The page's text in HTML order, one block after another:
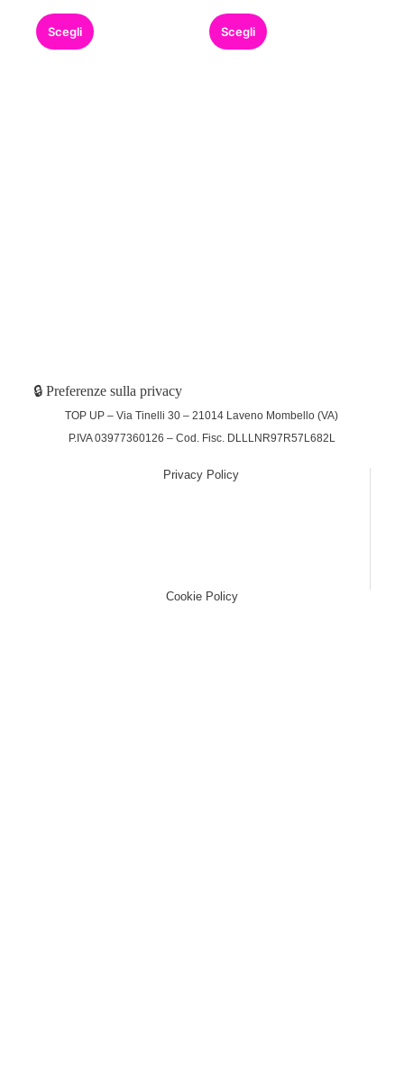
Scegli Scegli
🔒 Preferenze sulla privacy
TOP UP – Via Tinelli 30 – 21014 Laveno Mombello (VA)
P.IVA 03977360126 – Cod. Fisc. DLLLNR97R57L682L
Privacy Policy
Cookie Policy